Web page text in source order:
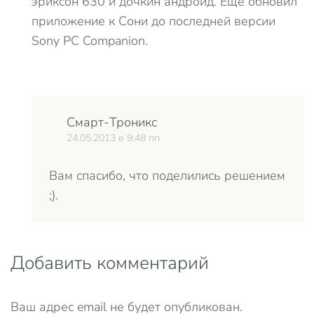
приложение к Сони до последней версии
Sony PC Companion.
Смарт-Троникс
24.05.2013 в 9:48 пп
Вам спасибо, что поделились решением
;).
Добавить комментарий
Ваш адрес email не будет опубликован.